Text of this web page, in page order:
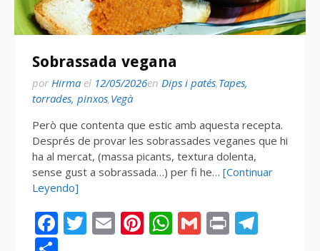
Sobrassada vegana
por Hirma el 12/05/2026en Dips i patés,Tapes,
torrades, pinxos,Vegà
Però que contenta que estic amb aquesta recepta.
Després de provar les sobrassades veganes que hi
ha al mercat, (massa picants, textura dolenta,
sense gust a sobrassada…) per fi he… [Continuar
Leyendo]
Facebook
Twitter
EmailPinterest
WhatsApp
Gmail
Print